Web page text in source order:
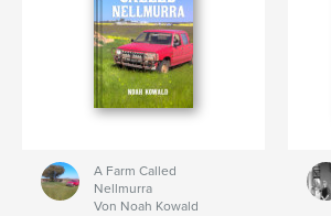
A Farm Called
Nellmurra
Von Noah Kowald